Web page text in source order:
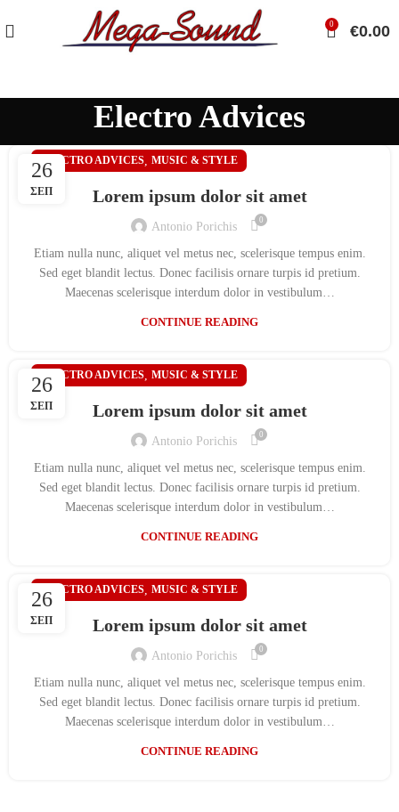
0 €0.00
Electro Advices
26
ΣΕΠ
ELECTRO ADVICES, MUSIC & STYLE
Lorem ipsum dolor sit amet
Antonio Porichis 0
Etiam nulla nunc, aliquet vel metus nec, scelerisque tempus enim.
Sed eget blandit lectus. Donec facilisis ornare turpis id pretium.
Maecenas scelerisque interdum dolor in vestibulum…
CONTINUE READING
26
ΣΕΠ
ELECTRO ADVICES, MUSIC & STYLE
Lorem ipsum dolor sit amet
Antonio Porichis 0
Etiam nulla nunc, aliquet vel metus nec, scelerisque tempus enim.
Sed eget blandit lectus. Donec facilisis ornare turpis id pretium.
Maecenas scelerisque interdum dolor in vestibulum…
CONTINUE READING
26
ΣΕΠ
ELECTRO ADVICES, MUSIC & STYLE
Lorem ipsum dolor sit amet
Antonio Porichis 0
Etiam nulla nunc, aliquet vel metus nec, scelerisque tempus enim.
Sed eget blandit lectus. Donec facilisis ornare turpis id pretium.
Maecenas scelerisque interdum dolor in vestibulum…
CONTINUE READING